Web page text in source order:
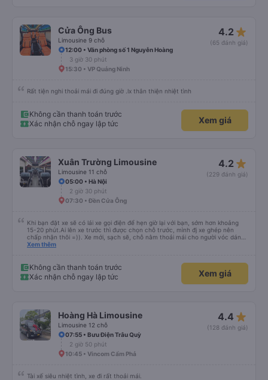
Cửa Ông Bus
Limousine 9 chỗ
4.2 star_rate
(65 đánh giá)
12:00 • Văn phòng số 1 Nguyễn Hoàng
3 giờ 30 phút
15:30 • VP Quảng Ninh
Rất tiện nghi thoải mái đi đúng giờ .lx thân thiện nhiệt tình
Không cần thanh toán trước
Xác nhận chỗ ngay lập tức
Xem giá
Xuân Trường Limousine
Limousine 11 chỗ
4.2 star_rate
(229 đánh giá)
05:00 • Hà Nội
2 giờ 30 phút
07:30 • Ðền Cửa Ông
Khi bạn đặt xe sẽ có lái xe gọi điện để hẹn giờ lại với bạn, sớm hơn khoảng
15-20 phút.Ai lên xe trước thì được chọn chỗ trước, mình đj xe ghép nên
chấp nhận thôi =)). Xe mới, sạch sẽ, chỗ nằm thoải mái cho người vóc dáng
vừa ( ai m8 người thì hơi vướng víu xíu ha ). Hừm xe mới, điều hoà lạnh sâu
trong chuyến đi tỉnh dậy sương sương khoảng 2-3 lần nhưng vẫn ngủ ngon
(may béo nên dễ ngủ tỉnh là ngủ típ ). Nhà xe nên mắc cái rèm hay màn
nhựa ngăn cách khách với lái xe, ổm cho 2 bên. Nói chung mình rất có thiện
Xem thêm
Không cần thanh toán trước
Xác nhận chỗ ngay lập tức
Xem giá
Hoàng Hà Limousine
Limousine 12 chỗ
4.4 star_rate
(128 đánh giá)
07:55 • Bưu Điện Trâu Quỳ
2 giờ 50 phút
10:45 • Vincom Cẩm Phả
Tài xế siêu nhiệt tình, xe đi rất thoải mái.